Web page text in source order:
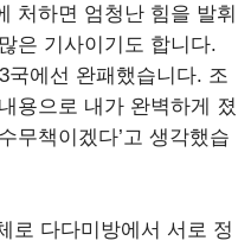
처하면 엄청난 힘을 발휘
은 기사이기도 합니다.
국에선 완패했습니다. 조
용으로 내가 완벽하게 졌
무책이겠다’고 생각했습
로 다다미방에서 서로 정